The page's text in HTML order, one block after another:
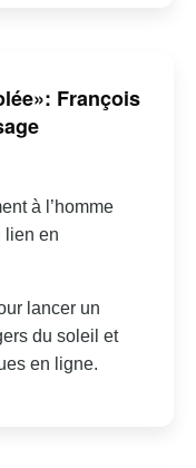
François
à l’homme
lien en
lancer un
du soleil et
en ligne.